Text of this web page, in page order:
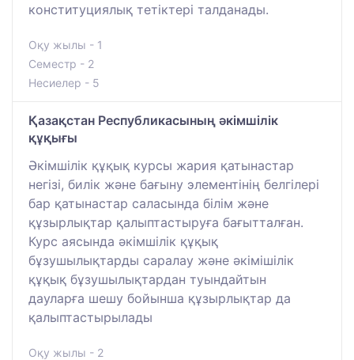
конституциялық тетіктері талданады.
Оқу жылы - 1
Семестр - 2
Несиелер - 5
Қазақстан Республикасының әкімшілік
құқығы
Әкімшілік құқық курсы жария қатынастар
негізі, билік және бағыну элементінің белгілері
бар қатынастар саласында білім және
құзырлықтар қалыптастыруға бағытталған.
Курс аясында әкімшілік құқық
бұзушылықтарды саралау және әкімішілік
құқық бұзушылықтардан туындайтын
дауларға шешу бойынша құзырлықтар да
қалыптастырылады
Оқу жылы - 2